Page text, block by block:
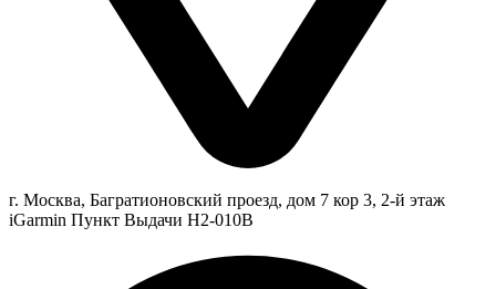
г. Москва, Багратионовский проезд, дом 7 кор 3, 2-й этаж
iGarmin Пункт Выдачи Н2-010В